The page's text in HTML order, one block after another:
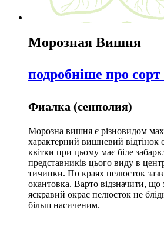
Морозная Вишня
подробніше про сорт
Фиалка (сенполия)
Морозна вишня є різновидом
характерний вишневий відтінок
квітки при цьому має біле
представників цього виду в
тичинки. По краях пелюсток
окантовка. Варто відзначити,
яскравий окрас пелюсток не
більш насиченим.